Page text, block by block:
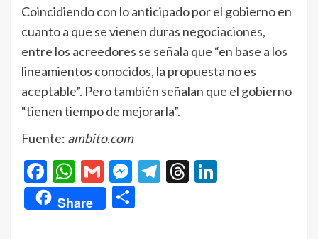
Coincidiendo con lo anticipado por el gobierno en
cuanto a que se vienen duras negociaciones,
entre los acreedores se señala que “en base a los
lineamientos conocidos, la propuesta no es
aceptable”. Pero también señalan que el gobierno
“tienen tiempo de mejorarla”.
Fuente: ambito.com
Facebook
WhatsApp
GmailMessenger
Telegram
Threads
Share